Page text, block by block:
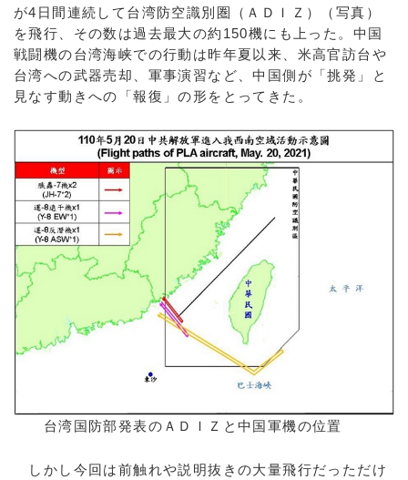
が4日間連続して台湾防空識別圏（ＡＤＩＺ）（写真）
を飛行、その数は過去最大の約150機にも上った。中国
戦闘機の台湾海峡での行動は昨年夏以来、米高官訪台や
台湾への武器売却、軍事演習など、中国側が「挑発」と
見なす動きへの「報復」の形をとってきた。
台湾国防部発表のＡＤＩＺと中国軍機の位置
しかし今回は前触れや説明抜きの大量飛行だっただけ